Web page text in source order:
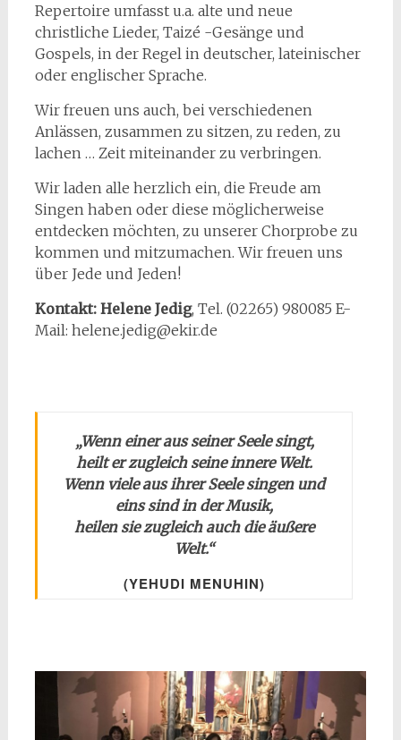
Repertoire umfasst u.a. alte und neue
christliche Lieder, Taizé -Gesänge und
Gospels, in der Regel in deutscher, lateinischer
oder englischer Sprache.
Wir freuen uns auch, bei verschiedenen
Anlässen, zusammen zu sitzen, zu reden, zu
lachen … Zeit miteinander zu verbringen.
Wir laden alle herzlich ein, die Freude am
Singen haben oder diese möglicherweise
entdecken möchten, zu unserer Chorprobe zu
kommen und mitzumachen. Wir freuen uns
über Jede und Jeden!
Kontakt: Helene Jedig, Tel. (02265) 980085 E-
Mail: helene.jedig@ekir.de
„Wenn einer aus seiner Seele singt,
heilt er zugleich seine innere Welt.
Wenn viele aus ihrer Seele singen und
eins sind in der Musik,
heilen sie zugleich auch die äußere
Welt.“
(YEHUDI MENUHIN)